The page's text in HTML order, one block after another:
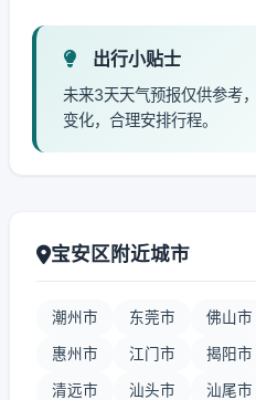
出行小贴士
未来3天天气预报仅供参考
变化，合理安排行程。
宝安区附近城市
潮州市 东莞市 佛山市
惠州市 江门市 揭阳市
清远市 汕头市 汕尾市